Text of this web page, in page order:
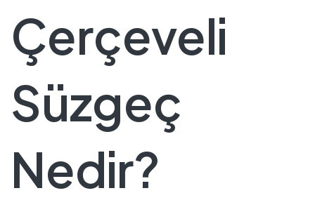
Çerçeveli
Süzgeç
Nedir?